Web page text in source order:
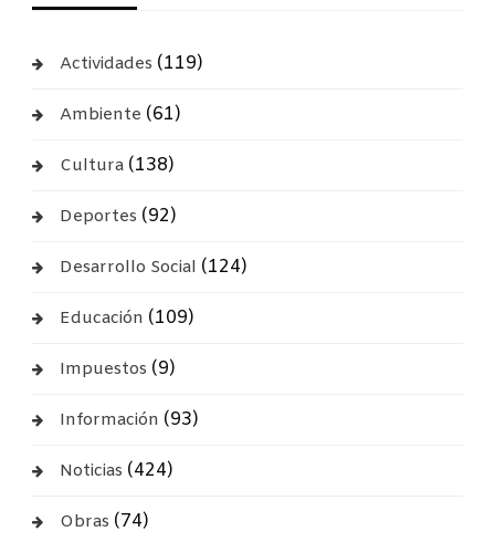
Actividades (119)
Ambiente (61)
Cultura(138)
Deportes (92)
Desarrollo Social (124)
Educación (109)
Impuestos (9)
Información (93)
Noticias (424)
Obras (74)